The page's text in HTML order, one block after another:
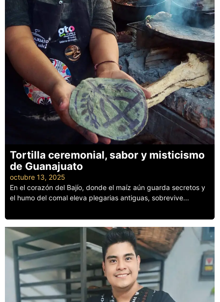
Tortilla ceremonial, sabor y misticismo
de Guanajuato
octubre 13, 2025
En el corazón del Bajío, donde el maíz aún guarda secretos y
el humo del comal eleva plegarias antiguas, sobrevive...